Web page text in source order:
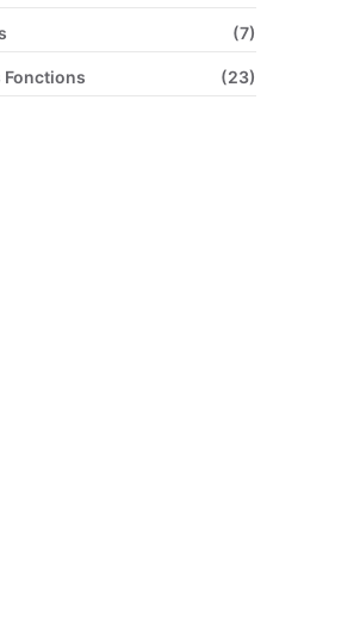
(7)
Fonctions (23)